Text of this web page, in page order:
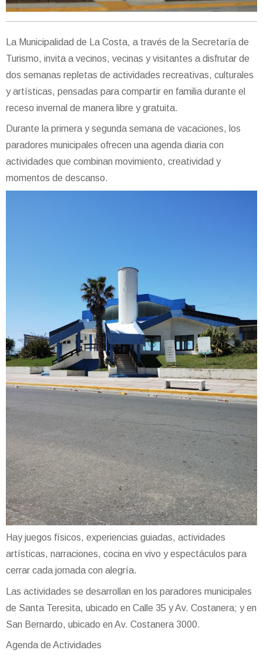
La Municipalidad de La Costa, a través de la Secretaría de
Turismo, invita a vecinos, vecinas y visitantes a disfrutar de
dos semanas repletas de actividades recreativas, culturales
y artísticas, pensadas para compartir en familia durante el
receso invernal de manera libre y gratuita.
Durante la primera y segunda semana de vacaciones, los
paradores municipales ofrecen una agenda diaria con
actividades que combinan movimiento, creatividad y
momentos de descanso.
Hay juegos físicos, experiencias guiadas, actividades
artísticas, narraciones, cocina en vivo y espectáculos para
cerrar cada jornada con alegría.
Las actividades se desarrollan en los paradores municipales
de Santa Teresita, ubicado en Calle 35 y Av. Costanera; y en
San Bernardo, ubicado en Av. Costanera 3000.
Agenda de Actividades